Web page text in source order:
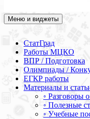
Академия СОВА
Подготовка к ЕГЭ,
Меню и виджеты
СтатГрад
Работы МЦКО
ВПР / Подготовка
Олимпиады /
ЕГКР работы
Материалы и
◦ Разговоры
◦ Полезные
◦ Учебные